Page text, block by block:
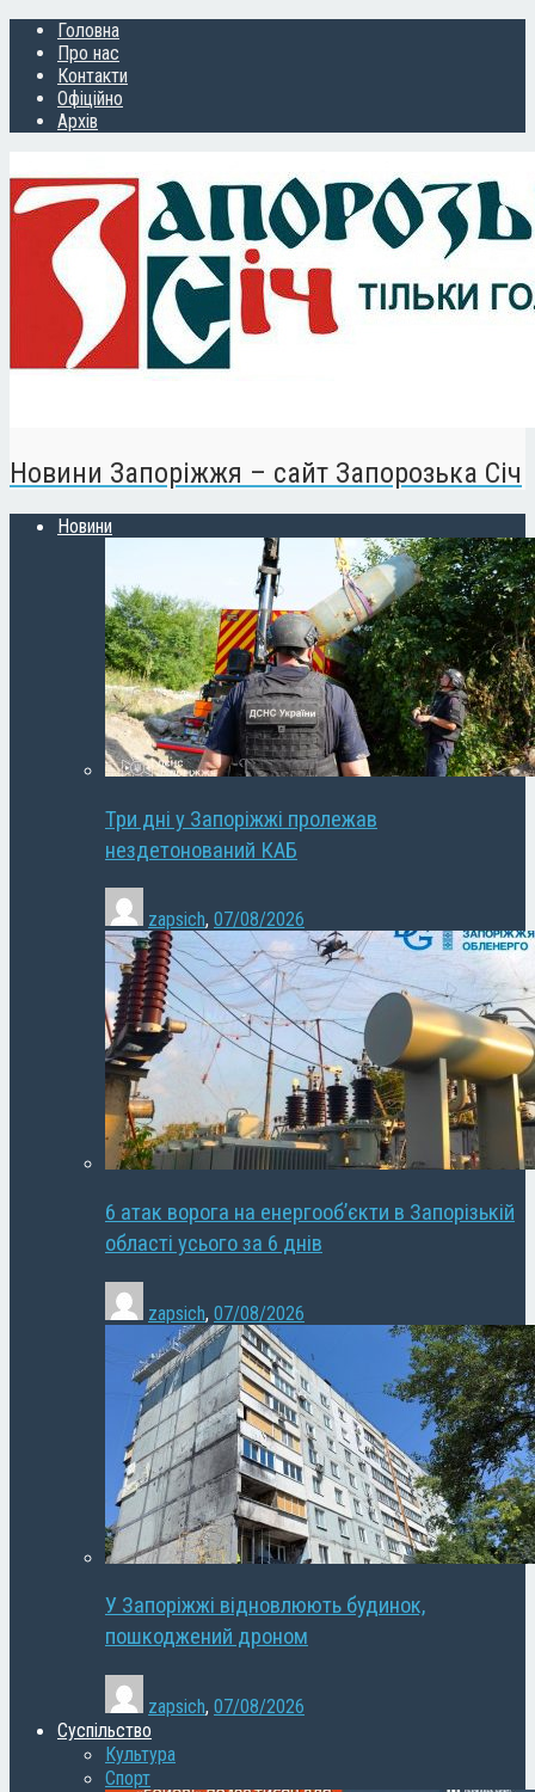
Головна
Про нас
Контакти
Офіційно
Архів
Новини Запоріжжя – сайт Запорозька Січ
Новини
Три дні у Запоріжжі пролежав
нездетонований КАБ
zapsich, 07/08/2026
6 атак ворога на енергооб’єкти в Запорізькій
області усього за 6 днів
zapsich, 07/08/2026
У Запоріжжі відновлюють будинок,
пошкоджений дроном
zapsich, 07/08/2026
Суспільство
Культура
Спорт